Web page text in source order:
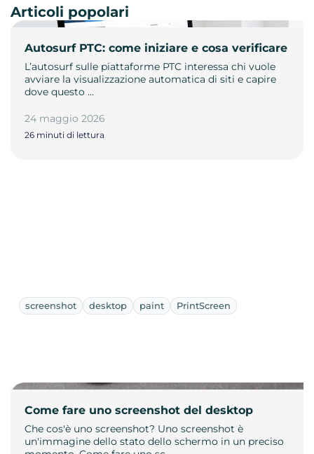
Autosurf PTC: come iniziare e cosa verificare
L’autosurf sulle piattaforme PTC interessa chi vuole
avviare la visualizzazione automatica di siti e capire
dove questo …
24 maggio 2026
26 minuti di lettura
Articoli popolari
screenshot desktop paint PrintScreen
Come fare uno screenshot del desktop
Che cos'è uno screenshot? Uno screenshot è
un'immagine dello stato dello schermo in un preciso